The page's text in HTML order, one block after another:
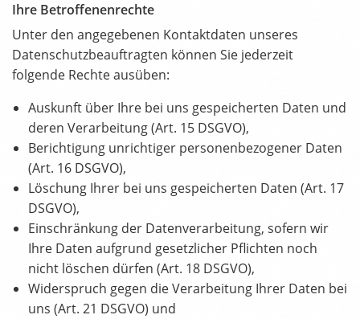
Ihre Betroffenenrechte
Unter den angegebenen Kontaktdaten unseres
Datenschutzbeauftragten können Sie jederzeit
folgende Rechte ausüben:
Auskunft über Ihre bei uns gespeicherten Daten und
deren Verarbeitung (Art. 15 DSGVO),
Berichtigung unrichtiger personenbezogener Daten
(Art. 16 DSGVO),
Löschung Ihrer bei uns gespeicherten Daten (Art. 17
DSGVO),
Einschränkung der Datenverarbeitung, sofern wir
Ihre Daten aufgrund gesetzlicher Pflichten noch
nicht löschen dürfen (Art. 18 DSGVO),
Widerspruch gegen die Verarbeitung Ihrer Daten bei
uns (Art. 21 DSGVO) und